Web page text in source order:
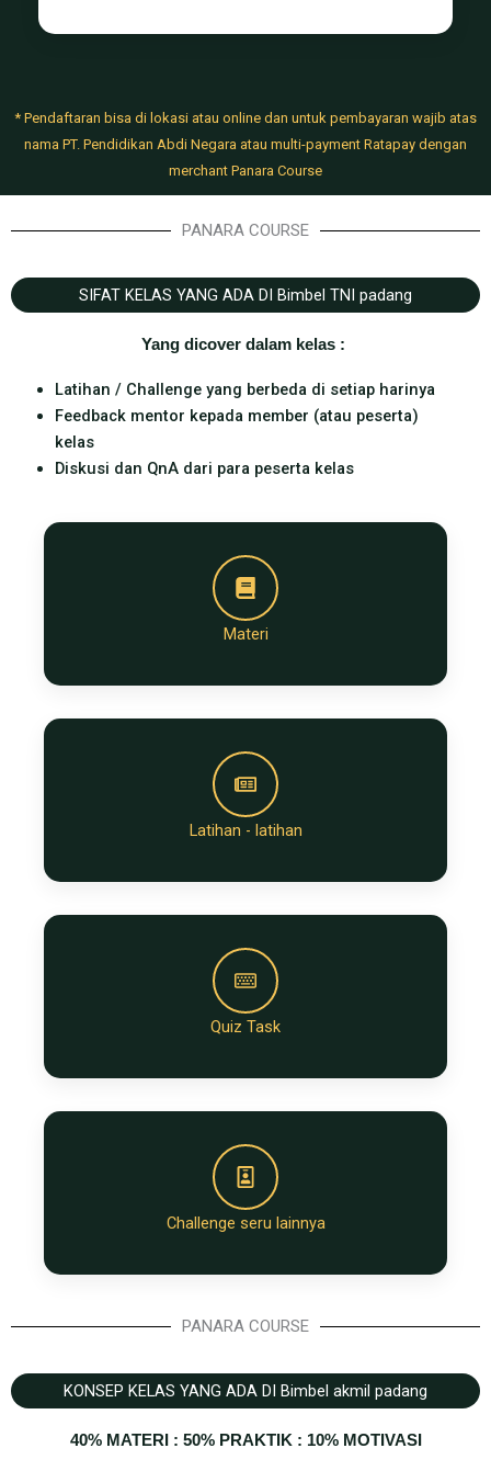
* Pendaftaran bisa di lokasi atau online dan untuk pembayaran wajib atas
nama PT. Pendidikan Abdi Negara atau multi-payment Ratapay dengan
merchant Panara Course
PANARA COURSE
SIFAT KELAS YANG ADA DI Bimbel TNI padang
Yang dicover dalam kelas : ​
Latihan / Challenge yang berbeda di setiap harinya
Feedback mentor kepada member (atau peserta)
kelas
Diskusi dan QnA dari para peserta kelas
Materi
Latihan - latihan
Quiz Task
Challenge seru lainnya
PANARA COURSE
KONSEP KELAS YANG ADA DI Bimbel akmil padang
40% MATERI : 50% PRAKTIK : 10% MOTIVASI